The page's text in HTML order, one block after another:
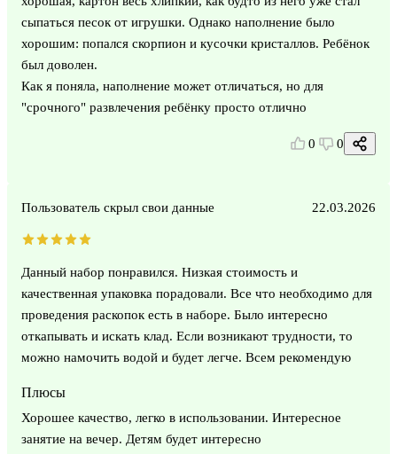
сыпаться песок от игрушки. Однако наполнение было
хорошим: попался скорпион и кусочки кристаллов. Ребёнок
был доволен.
Как я поняла, наполнение может отличаться, но для
"срочного" развлечения ребёнку просто отлично
0 0
Пользователь скрыл свои данные 22.03.2026
Данный набор понравился. Низкая стоимость и
качественная упаковка порадовали. Все что необходимо для
проведения раскопок есть в наборе. Было интересно
откапывать и искать клад. Если возникают трудности, то
можно намочить водой и будет легче. Всем рекомендую
Плюсы
Хорошее качество, легко в использовании. Интересное
занятие на вечер. Детям будет интересно